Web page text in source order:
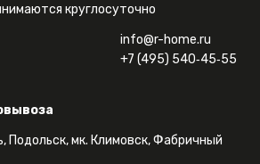
круглосуточно
info@r-home.ru
+7 (495) 540‑45‑55
Подольск, мк. Климовск, Фабричный